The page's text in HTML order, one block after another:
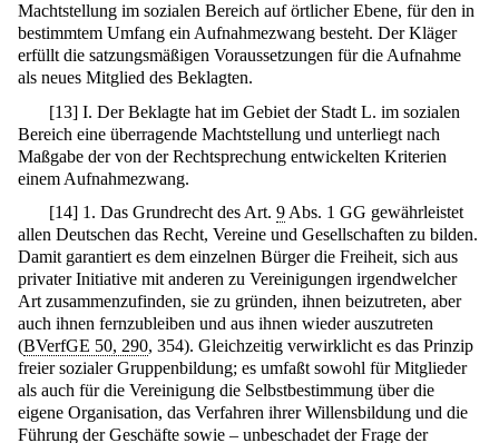
Machtstellung im sozialen Bereich auf örtlicher Ebene, für den in
bestimmtem Umfang ein Aufnahmezwang besteht. Der Kläger
erfüllt die satzungsmäßigen Voraussetzungen für die Aufnahme
als neues Mitglied des Beklagten.
[13] I. Der Beklagte hat im Gebiet der Stadt L. im sozialen
Bereich eine überragende Machtstellung und unterliegt nach
Maßgabe der von der Rechtsprechung entwickelten Kriterien
einem Aufnahmezwang.
[14] 1. Das Grundrecht des Art.9Abs. 1 GG gewährleistet
allen Deutschen das Recht, Vereine und Gesellschaften zu bilden.
Damit garantiert es dem einzelnen Bürger die Freiheit, sich aus
privater Initiative mit anderen zu Vereinigungen irgendwelcher
Art zusammenzufinden, sie zu gründen, ihnen beizutreten, aber
auch ihnen fernzubleiben und aus ihnen wieder auszutreten
(BVerfGE 50, 290, 354). Gleichzeitig verwirklicht es das Prinzip
freier sozialer Gruppenbildung; es umfaßt sowohl für Mitglieder
als auch für die Vereinigung die Selbstbestimmung über die
eigene Organisation, das Verfahren ihrer Willensbildung und die
Führung der Geschäfte sowie – unbeschadet der Frage der